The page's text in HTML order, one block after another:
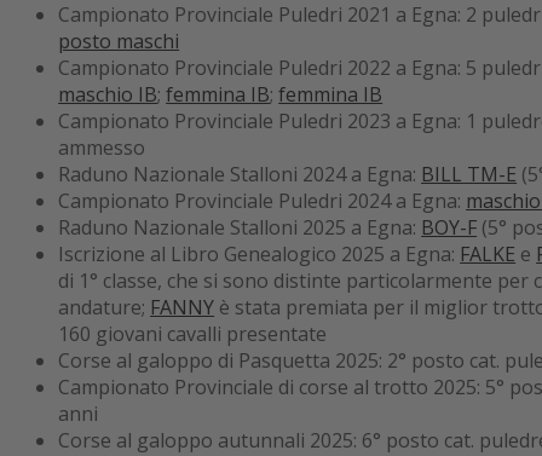
Campionato Provinciale Puledri 2021 a Egna: 2
posto maschi
Campionato Provinciale Puledri 2022 a Egna: 5
maschio IB;femmina IB;femmina IB
Campionato Provinciale Puledri 2023 a Egna: 1
ammesso
Raduno Nazionale Stalloni 2024 a Egna: BILL TM-E
Campionato Provinciale Puledri 2024 a Egna:
Raduno Nazionale Stalloni 2025 a Egna: BOY-F (5°
Iscrizione al Libro Genealogico 2025 a Egna: FALKE e
di 1° classe, che si sono distinte particolarmente per
andature; FANNY è stata premiata per il miglior
160 giovani cavalli presentate
Corse al galoppo di Pasquetta 2025: 2° posto cat.
Campionato Provinciale di corse al trotto 2025: 5°
anni
Corse al galoppo autunnali 2025: 6° posto cat.